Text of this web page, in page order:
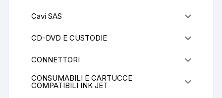
Cavi SAS
CD-DVD E CUSTODIE
CONNETTORI
CONSUMABILI E CARTUCCE
COMPATIBILI INK JET